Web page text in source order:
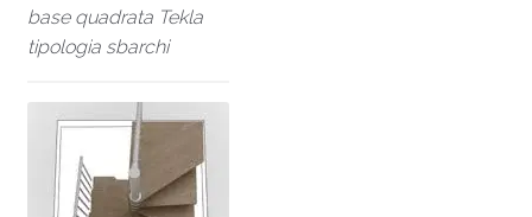
base quadrata Tekla
tipologia sbarchi